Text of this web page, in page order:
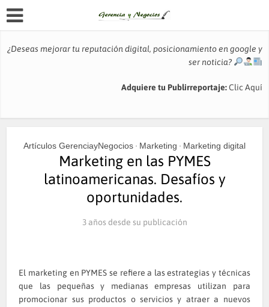
¿Deseas mejorar tu reputación digital, posicionamiento en google y
ser noticia?
Adquiere tu Publirreportaje:Clic Aquí
Artículos GerenciayNegocios • Marketing • Marketing digital
Marketing en las PYMES
latinoamericanas. Desafíos y
oportunidades.
3 años desde su publicación
El marketing en PYMES se refiere a las estrategias y técnicas
que las pequeñas y medianas empresas utilizan para
promocionar sus productos o servicios y atraer a nuevos